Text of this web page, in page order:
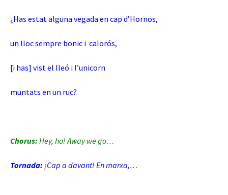
¿Has estat alguna vegada en cap d’Hornos,
un lloc sempre bonic i calorós,
[i has] vist el lleó i l’unicorn
muntats en un ruc?
Chorus: Hey, ho! Away we go…
Tornada: ¡Cap a davant! En marxa,…